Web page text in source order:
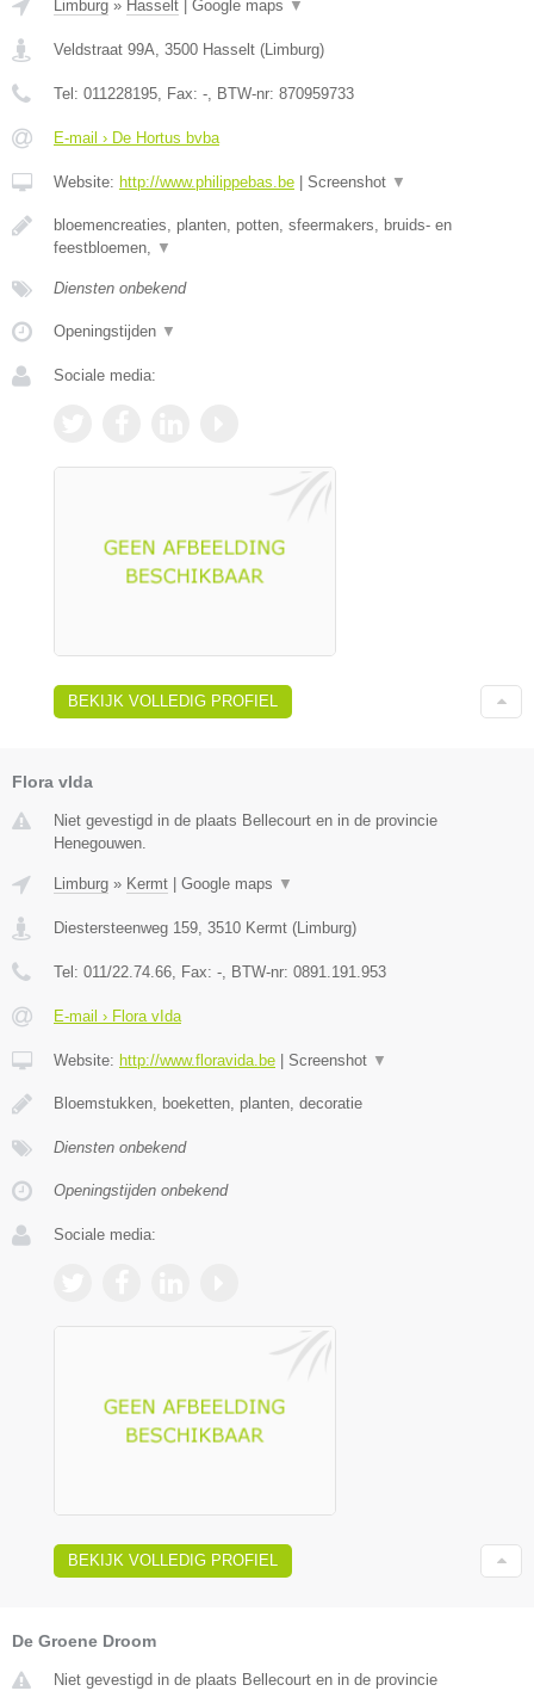
Limburg » Hasselt Google maps ▼
Veldstraat 99A, 3500 Hasselt (Limburg)
Tel: 011228195, Fax: -, BTW-nr: 870959733
E-mail › De Hortus bvba
Website: http://www.philippebas.be Screenshot ▼
bloemencreaties, planten, potten, sfeermakers, bruids- en
feestbloemen, ▼
Diensten onbekend
Openingstijden ▼
Sociale media:
BEKIJK VOLLEDIG PROFIEL
Flora vIda
Niet gevestigd in de plaats Bellecourt en in de provincie
Henegouwen.
Limburg » Kermt Google maps ▼
Diestersteenweg 159, 3510 Kermt (Limburg)
Tel: 011/22.74.66, Fax: -, BTW-nr: 0891.191.953
E-mail › Flora vIda
Website: http://www.floravida.be Screenshot ▼
Bloemstukken, boeketten, planten, decoratie
Diensten onbekend
Openingstijden onbekend
Sociale media:
BEKIJK VOLLEDIG PROFIEL
De Groene Droom
Niet gevestigd in de plaats Bellecourt en in de provincie